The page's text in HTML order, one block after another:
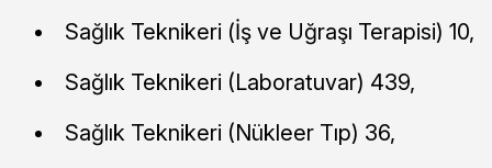
Sağlık Teknikeri (İş ve Uğraşı Terapisi) 10,
Sağlık Teknikeri (Laboratuvar) 439,
Sağlık Teknikeri (Nükleer Tıp) 36,